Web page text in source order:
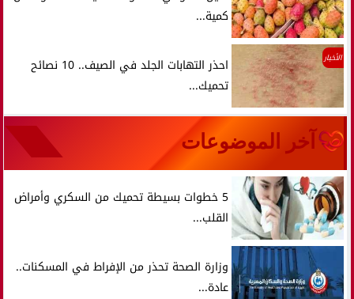
كمية...
الأخبار
احذر التهابات الجلد في الصيف.. 10 نصائح
تحميك...
آخر الموضوعات
5 خطوات بسيطة تحميك من السكري وأمراض
القلب...
وزارة الصحة تحذر من الإفراط في المسكنات..
عادة...